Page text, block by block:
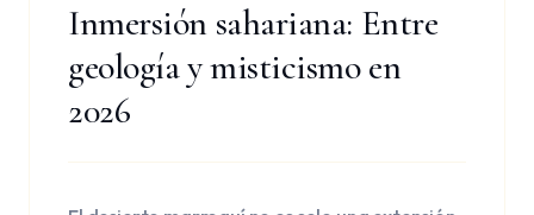
Inmersión sahariana: Entre
geología y misticismo en
2026